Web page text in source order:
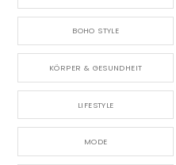
BOHO STYLE
KÖRPER & GESUNDHEIT
LIFESTYLE
MODE